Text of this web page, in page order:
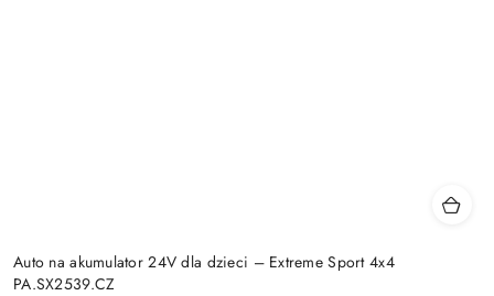
Auto na akumulator 24V dla dzieci – Extreme Sport 4x4
PA.SX2539.CZ